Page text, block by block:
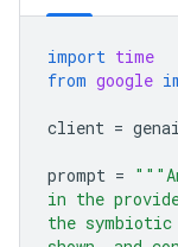
import time
from google
client = genai
prompt =
in the
the symbiotic